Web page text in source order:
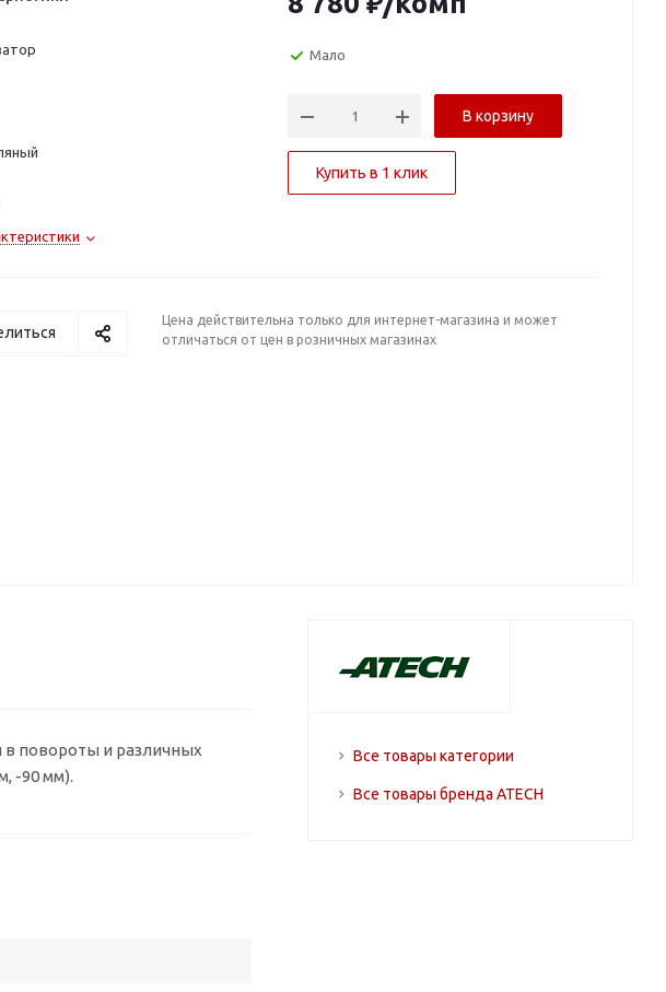
Мало
В корзину
Купить в 1 клик
Цена действительна только для интернет-магазина и может
отличаться от цен в розничных магазинах
в повороты и различных
-90 мм).
Все товары категории
Все товары бренда ATECH